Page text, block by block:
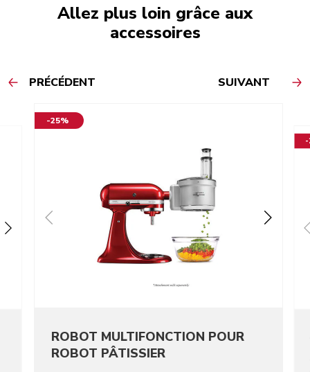
Allez plus loin grâce aux
accessoires
PRÉCÉDENT SUIVANT
-25%
ROBOT MULTIFONCTION POUR
ROBOT PÂTISSIER
-